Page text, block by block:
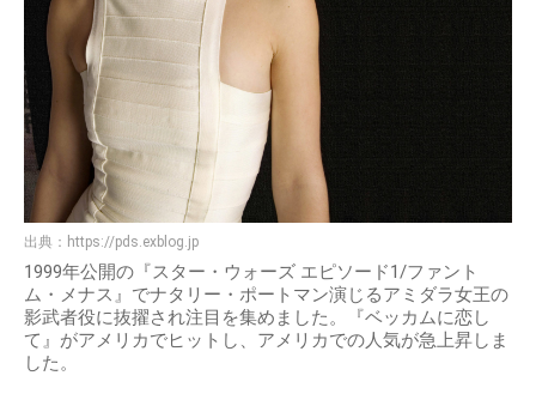
出典： https://pds.exblog.jp
1999年公開の『スター・ウォーズ エピソード1/ファント
ム・メナス』でナタリー・ポートマン演じるアミダラ女王の
影武者役に抜擢され注目を集めました。『ベッカムに恋し
て』がアメリカでヒットし、アメリカでの人気が急上昇しま
した。